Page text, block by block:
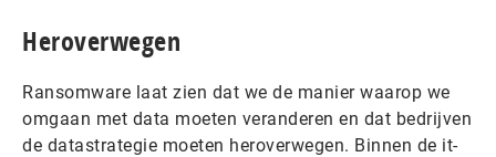
Heroverwegen
Ransomware laat zien dat we de manier waarop we
omgaan met data moeten veranderen en dat bedrijven
de datastrategie moeten heroverwegen. Binnen de it-